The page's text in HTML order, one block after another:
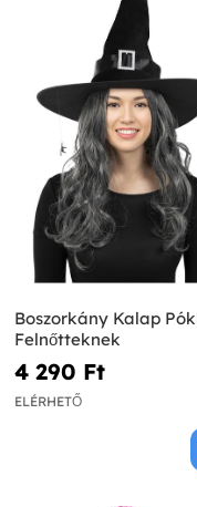
Boszorkány Kalap
Felnőtteknek
4 290 Ft‎
ELÉRHETŐ